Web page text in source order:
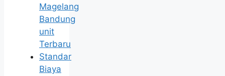
Magelang
Bandung
unit
Terbaru
Standar
Biaya